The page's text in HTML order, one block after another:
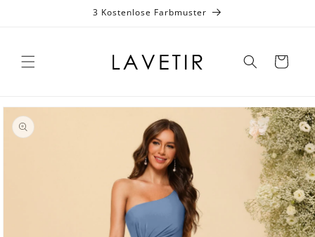
3 Kostenlose Farbmuster
Warenkorb